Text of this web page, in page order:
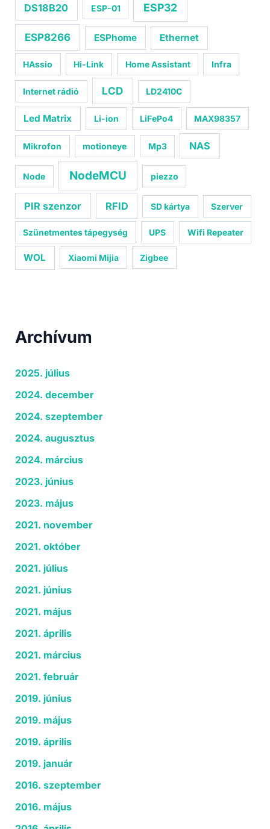
DS18B20 ESP-01 ESP32
ESP8266 ESPhome Ethernet
HAssio Hi-Link Home Assistant Infra
Internet rádió LCD LD2410C
Led Matrix Li-ion LiFePo4 MAX98357
Mikrofon motioneye Mp3 NAS
Node NodeMCU piezzo
PIR szenzor RFID SD kártya Szerver
Szünetmentes tápegység UPS Wifi Repeater
WOL Xiaomi Mijia Zigbee
Archívum
2025. július
2024. december
2024. szeptember
2024. augusztus
2024. március
2023. június
2023. május
2021. november
2021. október
2021. július
2021. június
2021. május
2021. április
2021. március
2021. február
2019. június
2019. május
2019. április
2019. január
2016. szeptember
2016. május